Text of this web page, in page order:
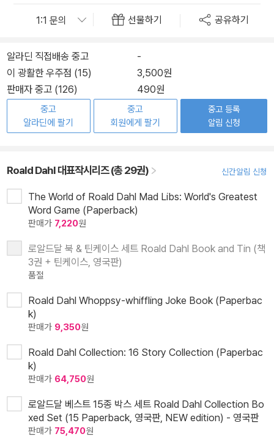
선물하기 공유하기
알라딘 직접배송 중고
-
이 광활한 우주점 (15)
3,500원
판매자 중고 (126)
490원
중고
알라딘에 팔기
중고
회원에게 팔기
중고 등록
알림 신청
Roald Dahl 대표작시리즈 (총 29권) 신간알림 신청
The World of Roald Dahl Mad Libs: World's Greatest
Word Game (Paperback)
판매가 7,220원
로알드달 북 & 틴케이스 세트 Roald Dahl Book and Tin (책
3권 + 틴케이스, 영국판)
품절
Roald Dahl Whoppsy-whiffling Joke Book (Paperbac
k)
판매가 9,350원
Roald Dahl Collection: 16 Story Collection (Paperbac
k)
판매가 64,750원
로알드달 베스트 15종 박스 세트 Roald Dahl Collection Bo
xed Set (15 Paperback, 영국판, NEW edition) - 영국판
판매가 75,470원